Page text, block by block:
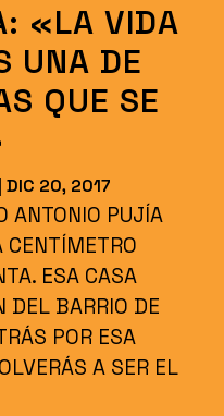
«LA VIDA
UNA DE
QUE SE
|DIC 20, 2017
ANTONIO PUJÍA
CENTÍMETRO
ESA CASA
DEL BARRIO DE
POR ESA
A SER EL